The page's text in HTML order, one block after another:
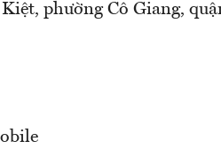
phường Cô Giang,